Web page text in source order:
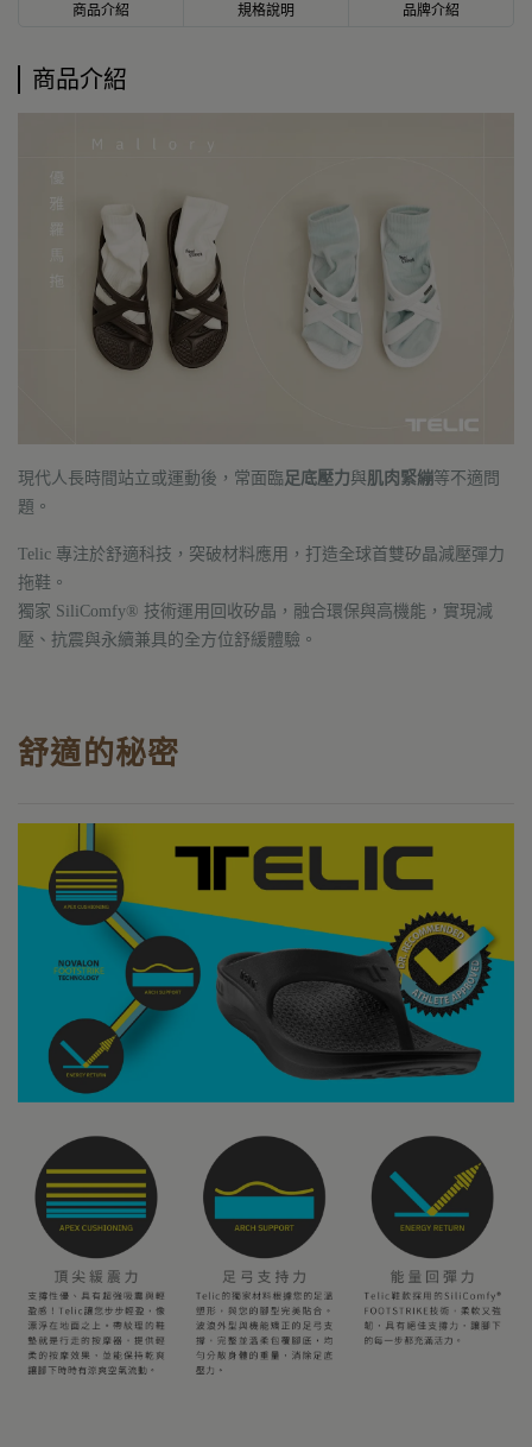
商品介紹 規格說明 品牌介紹
商品介紹
現代人長時間站立或運動後，常面臨 足底壓力與 肌肉緊繃等不適問
題。
Telic 專注於舒適科技，突破材料應用，打造全球首雙矽晶減壓彈力
拖鞋。
獨家 SiliComfy® 技術運用回收矽晶，融合環保與高機能，實現減
壓、抗震與永續兼具的全方位舒緩體驗。
舒適的秘密